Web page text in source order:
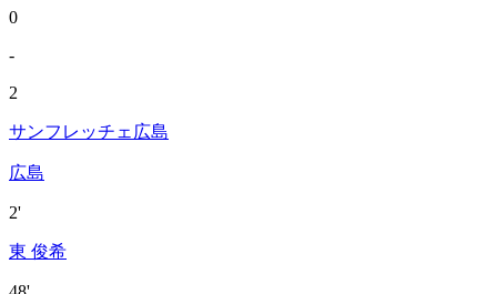
0
-
2
サンフレッチェ広島
広島
2'
東 俊希